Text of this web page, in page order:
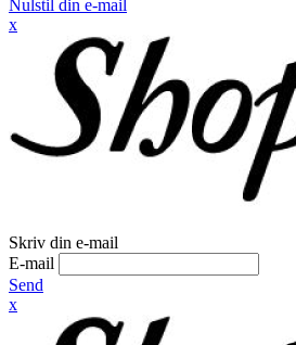
Nulstil din e-mail
x
Skriv din e-mail
E-mail
Send
x